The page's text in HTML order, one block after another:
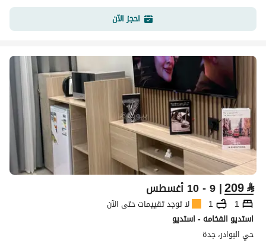
احجز الآن
⃁
209| 9 - 10 أغسطس
1
1
لا توجد تقييمات حتى الآن
استديو الفخامه - استديو
حي البوادر، جدة